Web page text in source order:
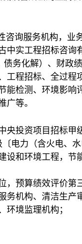
咨询服务机构，业
中实工程招标咨
务化解）、财政
工程招标、全过程
能检测、环境影
广等。
投资项目招标甲
电力（含火电、
和环境工程，节
预算绩效评价第
机构、清洁生产
环境监理机构；